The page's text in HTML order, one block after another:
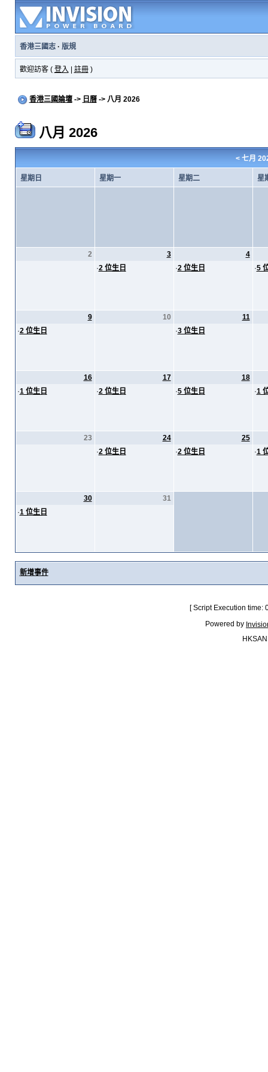
香港三國志· 版規
歡迎訪客 ( 登入 註冊)
香港三國論壇-> 日曆-> 八月 2026
八月 2026
< 七月
星期日 星期一 星期二 星
2
3
·2 位生日
4
·2 位生日 ·5
9
·2 位生日
10
11
·3 位生日
16
·1 位生日
17
·2 位生日
18
·5 位生日 ·1
23
24
·2 位生日
25
·2 位生日 ·1
30
·1 位生日
31
新增事件
[ Script Execution
Powered by